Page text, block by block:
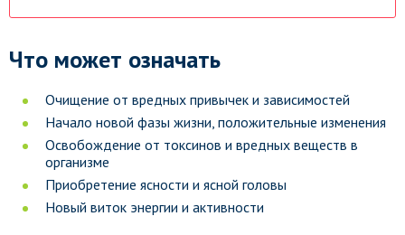
Что может означать
Очищение от вредных привычек и зависимостей
Начало новой фазы жизни, положительные изменения
Освобождение от токсинов и вредных веществ в
организме
Приобретение ясности и ясной головы
Новый виток энергии и активности